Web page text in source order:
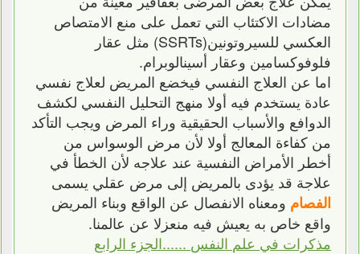
مضادات الاكتئاب التي تعمل على منع الامتصاص
العكسي للسيروتونين(SSRTs) مثل عقار
فلوفوكسامين وعقار أسينالوبرام.
اما عن العلاج النفسي فيخضع المريض لعلاج نفسي
عادة يستخدم فيه أولا منهج التحليل النفسي لكشف
الدوافع والأسباب الحقيقية وراء المرض ويجب التأكد
من كفاءة المعالج أولا لأن مرض الوسواس من
أخطر الأمراض النفسية عند علاجه لأن الخطأ في
علاجة قد يؤدى بالمريض إلى مرض عقلي يسمى
الفصام ومعناه الانفصال عن الواقع وبناء المريض
واقع خاص به يعيش فيه منعزلا عن عالمنا.
مذكرات في علم النفس ......الجزء الرابع